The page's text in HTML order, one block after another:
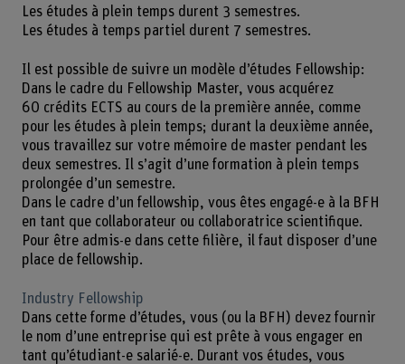
Les études à plein temps durent 3 semestres.
Les études à temps partiel durent 7 semestres.
Il est possible de suivre un modèle d’études Fellowship:
Dans le cadre du Fellowship Master, vous acquérez
60 crédits ECTS au cours de la première année, comme
pour les études à plein temps; durant la deuxième année,
vous travaillez sur votre mémoire de master pendant les
deux semestres. Il s’agit d’une formation à plein temps
prolongée d’un semestre.
Dans le cadre d’un fellowship, vous êtes engagé-e à la BFH
en tant que collaborateur ou collaboratrice scientifique.
Pour être admis-e dans cette filière, il faut disposer d’une
place de fellowship.
Industry Fellowship
Dans cette forme d’études, vous (ou la BFH) devez fournir
le nom d’une entreprise qui est prête à vous engager en
tant qu’étudiant-e salarié-e. Durant vos études, vous